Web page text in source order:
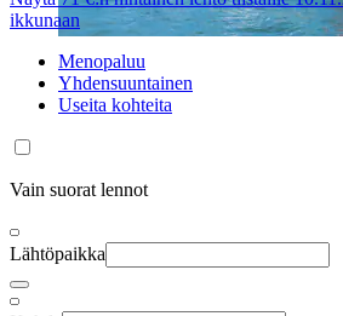
ikkunaan
Menopaluu
Yhdensuuntainen
Useita kohteita
Vain suorat lennot
Lähtöpaikka